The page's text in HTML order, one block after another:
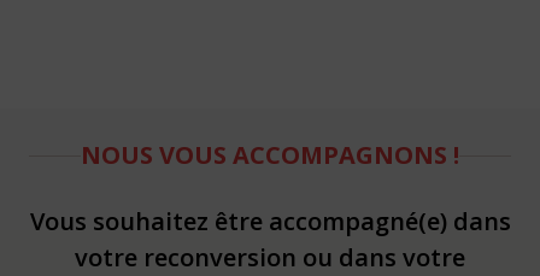
NOUS VOUS ACCOMPAGNONS !
Vous souhaitez être accompagné(e) dans
votre reconversion ou dans votre